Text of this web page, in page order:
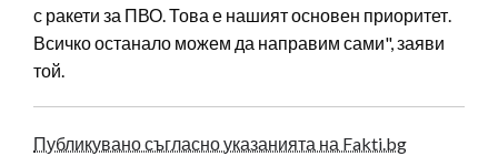
с ракети за ПВО. Това е нашият основен приоритет.
Всичко останало можем да направим сами", заяви
той.
Публикувано съгласно указанията на Fakti.bg